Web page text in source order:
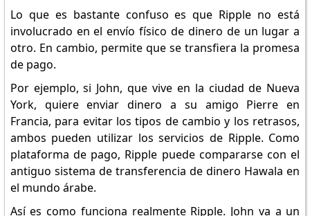
Lo que es bastante confuso es que Ripple no está
involucrado en el envío físico de dinero de un lugar a
otro. En cambio, permite que se transfiera la promesa
de pago.
Por ejemplo, si John, que vive en la ciudad de Nueva
York, quiere enviar dinero a su amigo Pierre en
Francia, para evitar los tipos de cambio y los retrasos,
ambos pueden utilizar los servicios de Ripple. Como
plataforma de pago, Ripple puede compararse con el
antiguo sistema de transferencia de dinero Hawala en
el mundo árabe.
Así es como funciona realmente Ripple. John va a un